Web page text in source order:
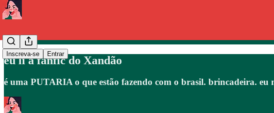
Inscreva-se Entrar
eu li a fanfic do Xandão
é uma PUTARIA o que estão fazendo com o brasil. brincadeira. eu